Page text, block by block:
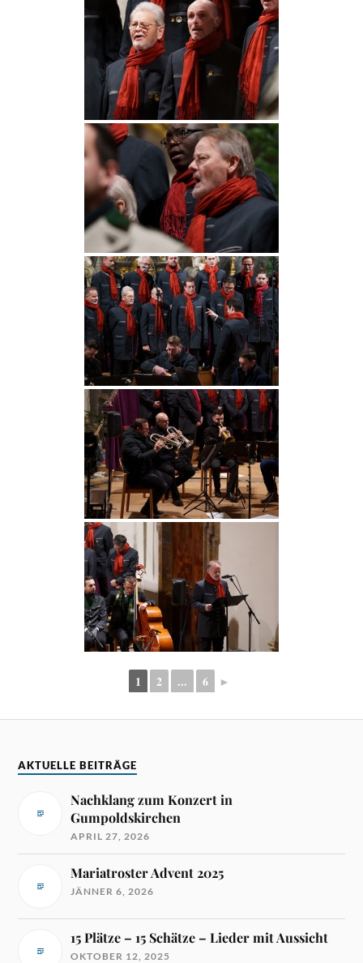
1 2 ... 6 ►
AKTUELLE BEITRÄGE
Nachklang zum Konzert in
Gumpoldskirchen
APRIL 27, 2026
Mariatroster Advent 2025
JÄNNER 6, 2026
15 Plätze – 15 Schätze – Lieder mit Aussicht
OKTOBER 12, 2025